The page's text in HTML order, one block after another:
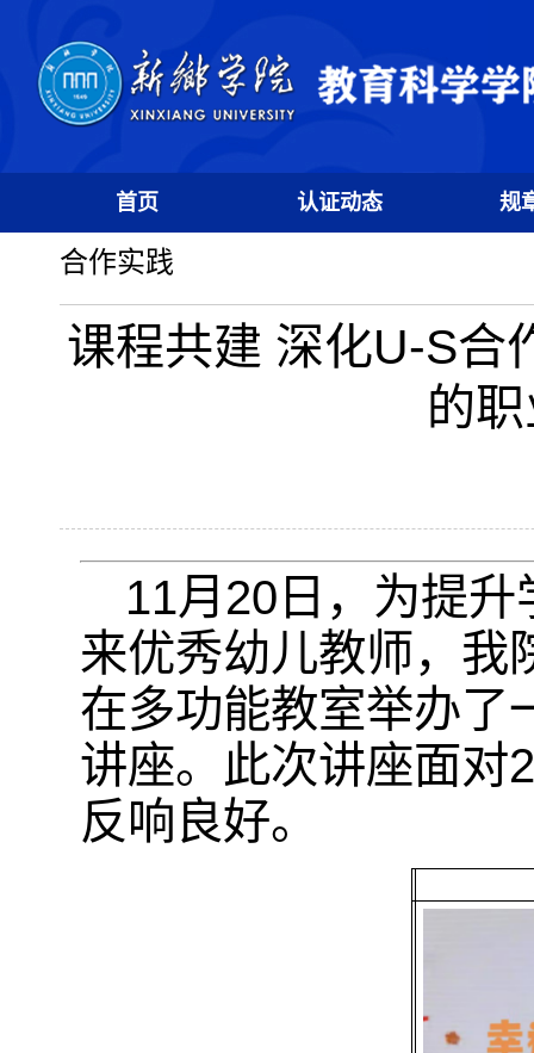
首页 认证动态 规
合作实践
课程共建 深化U-S
的
11月20日，为提
来优秀幼儿教师，我
在多功能教室举办了
讲座。此次讲座面对
反响良好。